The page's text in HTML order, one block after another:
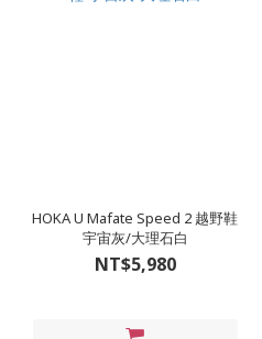
HOKA U Mafate Speed 2 越野鞋
宇宙灰/大理石白
NT$5,980